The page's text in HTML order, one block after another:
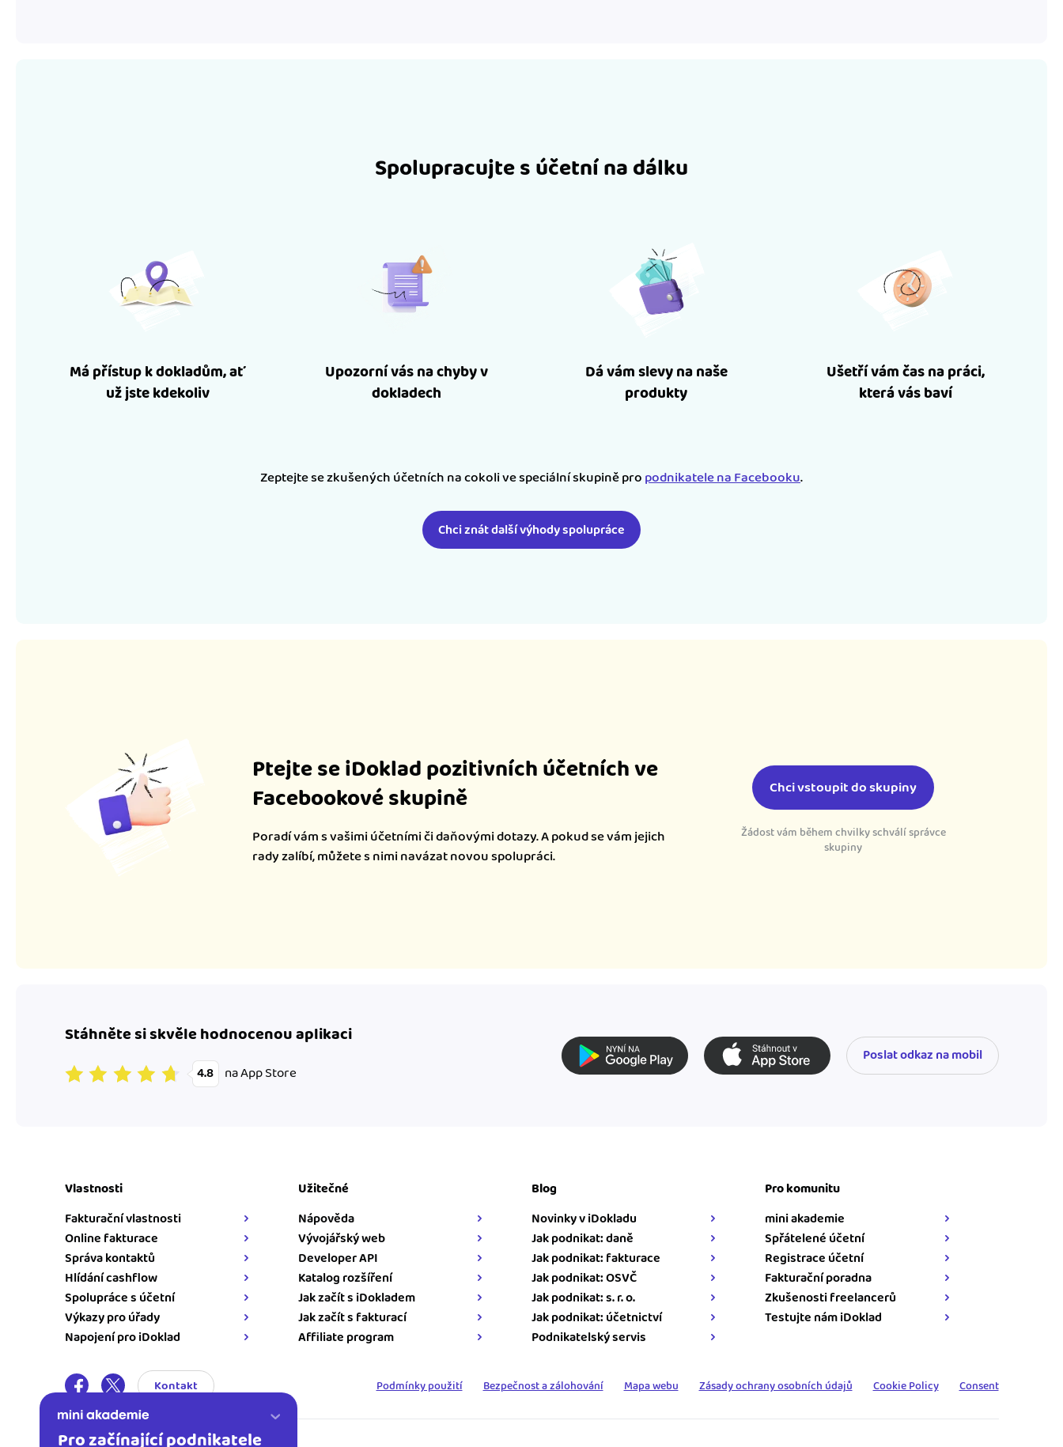
Spolupracujte s účetní na dálku
Má přístup k dokladům, ať
už jste kdekoliv
Upozorní vás na chyby v
dokladech
Dá vám slevy na naše
produkty
Ušetří vám čas na práci,
která vás baví
Zeptejte se zkušených účetních na cokoli ve speciální skupině propodnikatele na Facebooku.
Chci znát další výhody spolupráce
Ptejte se iDoklad pozitivních účetních ve
Facebookové skupině
Poradí vám s vašimi účetními či daňovými dotazy. A pokud se vám jejich
rady zalíbí, můžete s nimi navázat novou spolupráci.
Chci vstoupit do skupiny
Žádost vám během chvilky schválí správce
skupiny
Stáhněte si skvěle hodnocenou aplikaci
4.8 na App Store
Poslat odkaz na mobil
Pro začínající podnikatele
Vlastnosti
Fakturační vlastnosti
Online fakturace
Správa kontaktů
Hlídání cashflow
Spolupráce s účetní
Výkazy pro úřady
Napojení pro iDoklad
Užitečné
Nápověda
Vývojářský web
Developer API
Katalog rozšíření
Jak začít s iDokladem
Jak začít s fakturací
Affiliate program
Blog
Novinky v iDokladu
Jak podnikat: daně
Jak podnikat: fakturace
Jak podnikat: OSVČ
Jak podnikat: s. r. o.
Jak podnikat: účetnictví
Podnikatelský servis
Pro komunitu
mini akademie
Spřátelené účetní
Registrace účetní
Fakturační poradna
Zkušenosti freelancerů
Testujte nám iDoklad
Kontakt Podmínky použití Bezpečnost a zálohování Mapa webu Zásady ochrany osobních údajů Cookie Policy Consent